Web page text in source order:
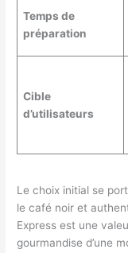
Temps de
préparation
Cible
d’utilisateurs
Le choix initial se
le café noir et
Express est une
gourmandise d’une